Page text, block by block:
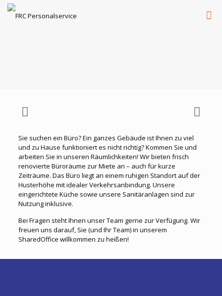
Sie suchen ein Büro? Ein ganzes Gebäude ist Ihnen zu viel
und zu Hause funktioniert es nicht richtig? Kommen Sie und
arbeiten Sie in unseren Räumlichkeiten! Wir bieten frisch
renovierte Büroräume zur Miete an – auch für kurze
Zeiträume. Das Büro liegt an einem ruhigen Standort auf der
Husterhöhe mit idealer Verkehrsanbindung. Unsere
eingerichtete Küche sowie unsere Sanitäranlagen sind zur
Nutzung inklusive.
Bei Fragen steht Ihnen unser Team gerne zur Verfügung. Wir
freuen uns darauf, Sie (und Ihr Team) in unserem
SharedOffice willkommen zu heißen!